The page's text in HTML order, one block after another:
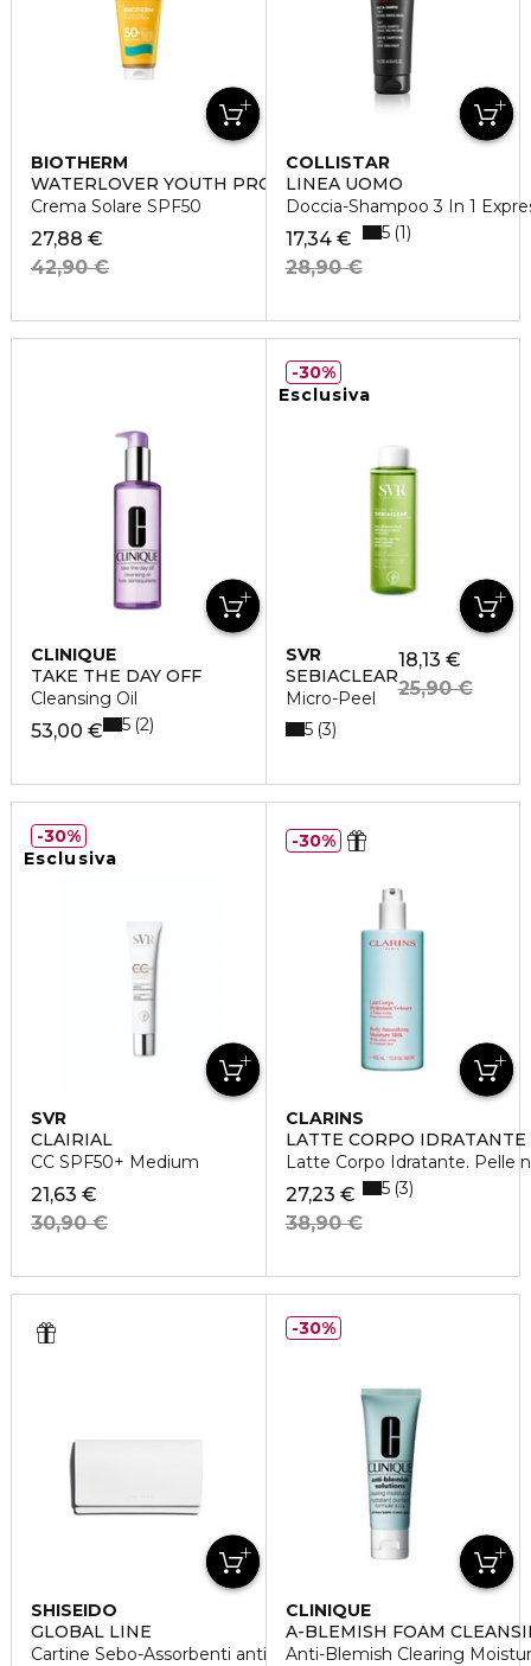
BIOTHERM
WATERLOVER YOUTH PROTECTION
Crema Solare SPF50
27,88 €
42,90 €
COLLISTAR
LINEA UOMO
Doccia-Shampoo 3 In 1
17,34 €
28,90 €
5 1
CLINIQUE
TAKE THE DAY OFF
Cleansing Oil
53,00 € 5 2
Esclusiva
SVR
SEBIACLEAR
Micro-Peel
18,13 €
25,90 €
5 3
30%
Esclusiva
SVR
CLAIRIAL
CC SPF50+ Medium
21,63 €
30,90 €
30%
CLARINS
LATTE CORPO
Latte Corpo Idratante. Pelle
27,23 €
38,90 €
5 3
30%
SHISEIDO
GLOBAL LINE
Cartine Sebo-Assorbenti anti-lucidità
CLINIQUE
A-BLEMISH FOAM
Anti-Blemish Clearing
30%